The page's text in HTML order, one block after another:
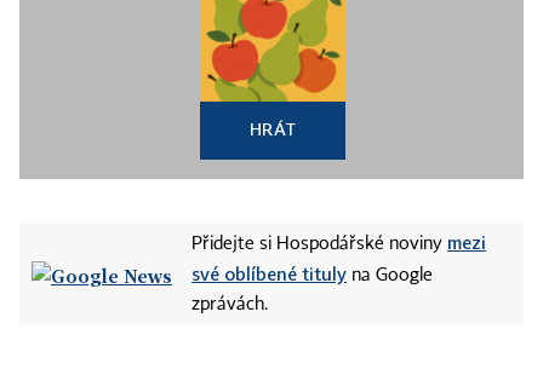
HRÁT
Přidejte si Hospodářské noviny mezi
své oblíbené tituly na Google
zprávách.